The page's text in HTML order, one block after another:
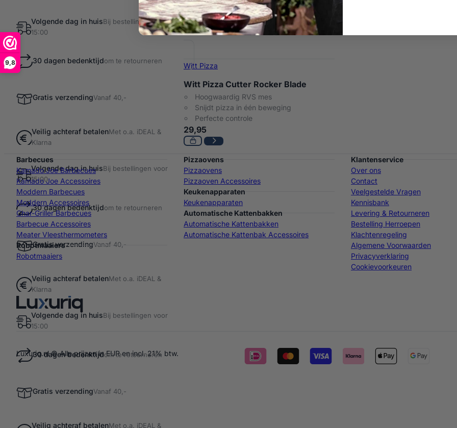
9,8
Volgende dag in huisBij bestellingen voor
15:00
30 dagen bedenktijdom te retourneren
Gratis verzendingVanaf 40,-
Veilig achteraf betalenMet o.a. iDEAL &
Klarna
Volgende dag in huisBij bestellingen voor
15:00
30 dagen bedenktijdom te retourneren
Gratis verzendingVanaf 40,-
Veilig achteraf betalenMet o.a. iDEAL &
Klarna
Volgende dag in huisBij bestellingen voor
15:00
30 dagen bedenktijdom te retourneren
Gratis verzendingVanaf 40,-
Veilig achteraf betalenMet o.a. iDEAL &
Witt Pizza
Witt Pizza Cutter Rocker Blade
Hoogwaardig RVS mes
Snijdt pizza in één beweging
Perfecte controle
29,95
Barbecues
Kamado Joe Barbecues
Kamado Joe Accessoires
Moddern Barbecues
Moddern Accessoires
Char-Griller Barbecues
Barbecue Accessoires
Meater Vleesthermometers
Robotmaaiers
Robotmaaiers
Pizzaovens
Pizzaovens
Pizzaoven Accessoires
Keukenapparaten
Keukenapparaten
Automatische Kattenbakken
Automatische Kattenbakken
Automatische Kattenbak Accessoires
Klantenservice
Over ons
Contact
Veelgestelde Vragen
Kennisbank
Levering & Retourneren
Bestelling Herroepen
Klachtenregeling
Algemene Voorwaarden
Privacyverklaring
Cookievoorkeuren
Luxuriq.nl © Alle prijzen in EUR en incl. 21% btw.